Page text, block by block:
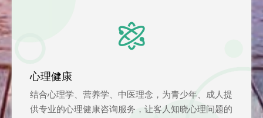

心理健康
结合心理学、营养学、中医理念，为青少年、成人提
供专业的心理健康咨询服务，让客人知晓心理问题的